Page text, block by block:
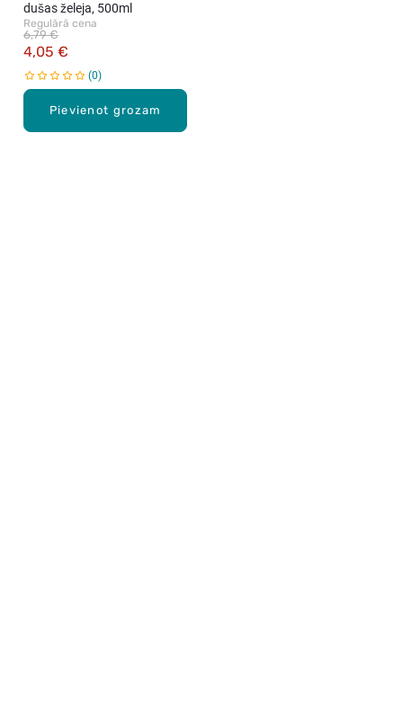
Pievienot grozam
dušas želeja, 500ml
Regulārā cena
4,05 €
6,79 €
0